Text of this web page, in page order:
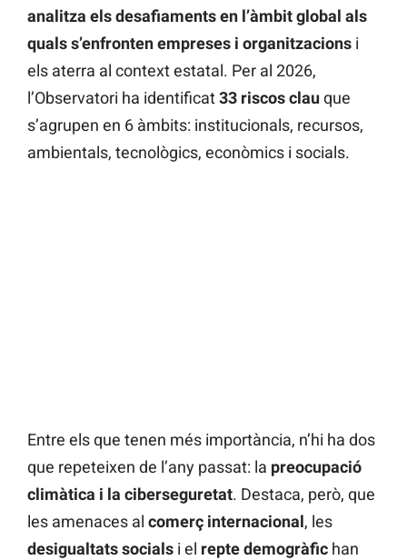
analitza els desafiaments en l’àmbit global als
quals s’enfronten empreses i organitzacions i
els aterra al context estatal. Per al 2026,
l’Observatori ha identificat33 riscos clauque
s’agrupen en 6 àmbits: institucionals, recursos,
ambientals, tecnològics, econòmics i socials.
Entre els que tenen més importància, n’hi ha dos
que repeteixen de l’any passat: la preocupació
climàtica i la ciberseguretat. Destaca, però, que
les amenaces al comerç internacional, les
desigualtats socials i el repte demogràfic han